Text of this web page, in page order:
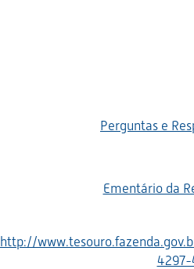
Perguntas e
Ementário da
http://
4297-